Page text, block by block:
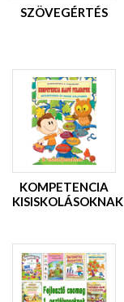
SZÖVEGÉRTÉS
KOMPETENCIA
KISISKOLÁSOKNAK